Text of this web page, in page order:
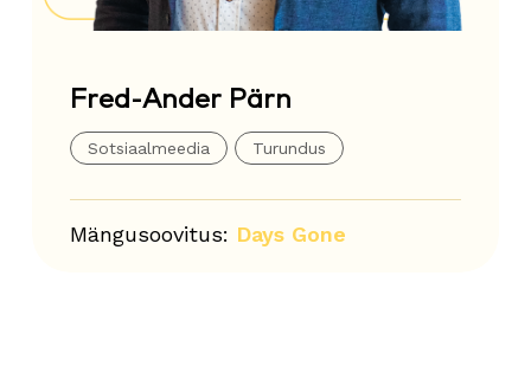
Fred-Ander Pärn
Sotsiaalmeedia Turundus
Mängusoovitus: Days Gone